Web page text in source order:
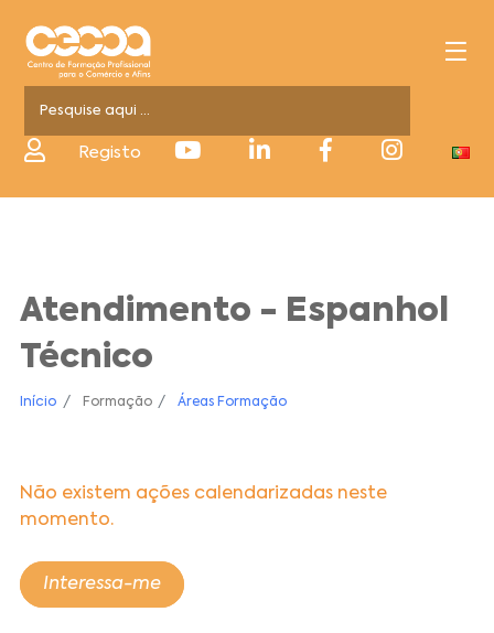
Registo
Atendimento - Espanhol
Técnico
Início Formação Áreas Formação
Não existem ações calendarizadas neste
momento.
Interessa-me